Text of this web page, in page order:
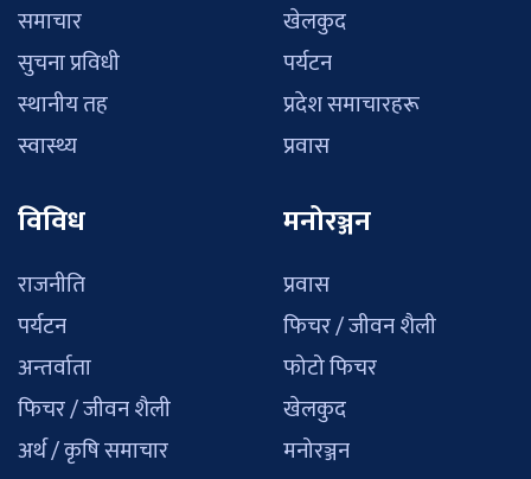
समाचार
सुचना प्रविधी
स्थानीय तह
स्वास्थ्य
खेलकुद
पर्यटन
प्रदेश समाचारहरू
प्रवास
विविध
राजनीति
पर्यटन
अन्तर्वाता
फिचर / जीवन शैली
अर्थ / कृषि समाचार
मनोरञ्जन
प्रवास
फिचर / जीवन शैली
फोटो फिचर
खेलकुद
मनोरञ्जन